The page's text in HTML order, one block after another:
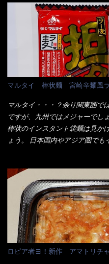
1280円と云った感じです。 で
たかって？ それは非常に言い
て、激安だったとだけ申し上げ
ハイ、約15分ほど茹で上げた状
ので少し柔らかく・・・ 茹で
＜細い＞です。 どちらかと云え
てこれを、どの様に食べるか？
八王子ラーメン風月見つけうど
ラーメン丼に、冷水を軽く張っ
汁つゆと長葱に山葵です。 これ
じゃないか～...
当している。 まずはこれを見て
お皿＞である。 直ぐに気づい
ゃないか！？ ハイ、山です。
かつ屋のキャベツと比べたら、
メイン（主流は1,000超）＋定
れ程では安い訳でも無いが、客
なメニューのなかで、リーズナ
が＜カツカレー＞だ！ これで
が・・・今も変わらないと思う
ウンター中からOH～と声が飛
いしています。 皿のサイズは、
ドカ盛のキャベツと御飯にカレ
ンとした厚さのあるトンカツ
これを難なく完食出来なければ
はないだろう。 この他も、兎
呼ばれるメニューは、トンカツ
いから、2枚乗せにしたらしい
マルタイ 棒状麺 宮崎辛麺風
マルタイ・・・？余り関東圏で
ですが、九州ではメジャーでし
棒状のインスタント袋麺は見か
ょう。 日本国内やアジア圏で
イ棒状ラーメンを、OKストア
へ 坦々まぜそばと＜数量限定
なり私の胃袋をグサッと・・
デビューが決まりました。 か
チャルメラや日清からも出され
ん！！ 酸っぱくしたら、酸辣
メシは、宮崎辛麺にしよう！ そ
んだか紙に巻かれた棒状の麺が
ロピア者ヨ！新作 アマトリチ